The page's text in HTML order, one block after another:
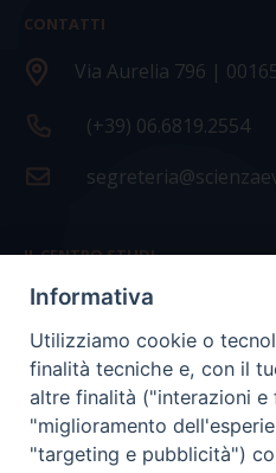
CONTATTI
Via Aurelia 796 |
(+39) 06.6819.2554
IL CENTRO STUDI
La nostra storia
Statuto
Presidenza e ufficio
Consiglio scientifico
Informativa
Utilizziamo cookie o
finalità tecniche e, con il
altre finalità ("interazioni e
"miglioramento
"targeting e pubblicità")